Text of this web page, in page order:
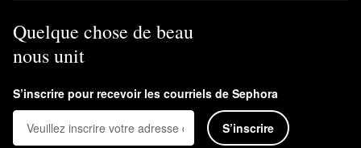
Quelque chose de beau
nous unit
S’inscrire pour recevoir les courriels de Sephora
S’inscrire